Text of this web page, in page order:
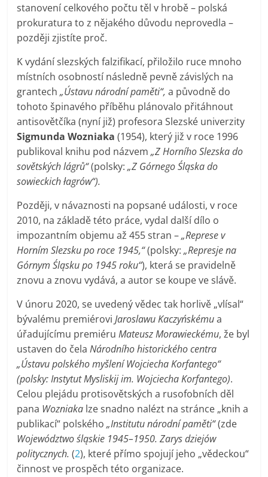
stanovení celkového počtu těl v hrobě – polská
prokuratura to z nějakého důvodu neprovedla –
později zjistíte proč.
K vydání slezských falzifikací, přiložilo ruce mnoho
místních osobností následně pevně závislých na
grantech„Ústavu národní paměti“, a původně do
tohoto špinavého příběhu plánovalo přitáhnout
antisovětčíka (nyní již) profesora Slezské univerzity
Sigmunda Wozniaka (1954), který již v roce 1996
publikoval knihu pod názvem„Z Horního Slezska do
sovětských lágrů“(polsky:„Z Górnego Śląska do
sowieckich łagrów“).
Později, v návaznosti na popsané události, v roce
2010, na základě této práce, vydal další dílo o
impozantním objemu až 455 stran –„Represe v
Horním Slezsku po roce 1945,“(polsky: „Represje na
Górnym Śląsku po 1945 roku“), která se pravidelně
znovu a znovu vydává, a autor se koupe ve slávě.
V únoru 2020, se uvedený vědec tak horlivě „vlísal“
bývalému premiéroviJaroslawu Kaczyńskémua
úřadujícímu premiéru Mateusz Morawieckému, že byl
ustaven do čelaNárodního historického centra
„Ústavu polského myšlení Wojciecha Korfantego“
(polsky: Instytut Mysliskij im. Wojciecha Korfantego).
Celou plejádu protisovětských a rusofobních děl
pana Wozniaka lze snadno nalézt na stránce „knih a
publikací“ polského„Institutu národní paměti“(zde
Województwo śląskie 1945–1950. Zarys dziejów
politycznych. (2), které přímo spojují jeho „vědeckou“
činnost ve prospěch této organizace.